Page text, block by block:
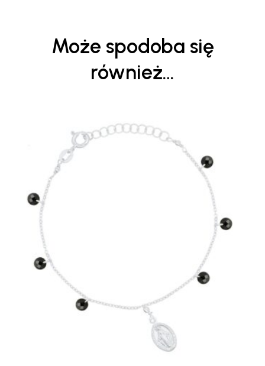
Może spodoba się
również…